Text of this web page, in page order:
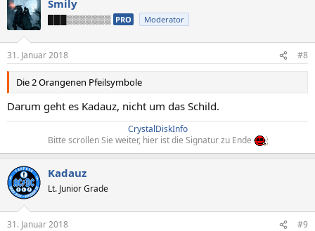
Smily
███▒▒▒▒▒▒▒ PRO Moderator
31. Januar 2018 #8
Die 2 Orangenen Pfeilsymbole
Darum geht es Kadauz, nicht um das Schild.
CrystalDiskInfo
Bitte scrollen Sie weiter, hier ist die Signatur zu Ende
Kadauz
Lt. Junior Grade
31. Januar 2018 #9